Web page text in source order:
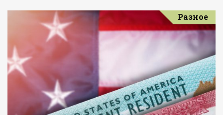
Разное